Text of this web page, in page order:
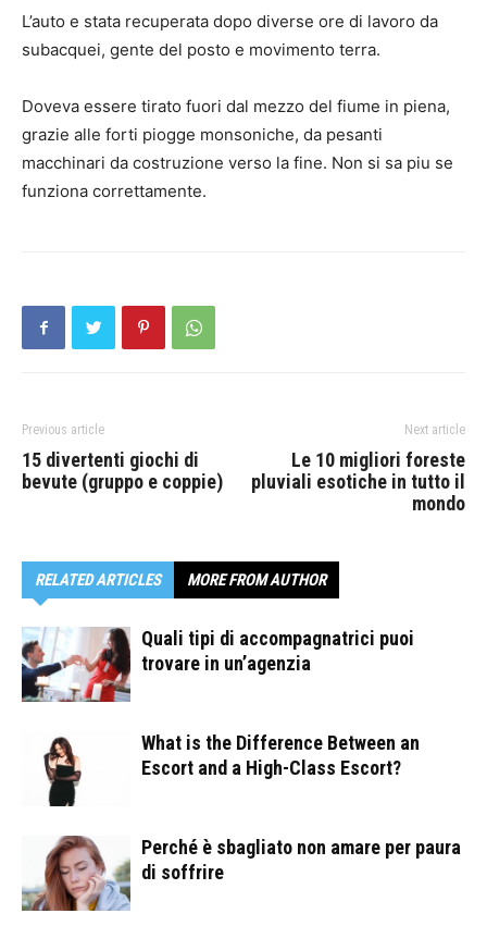
L’auto e stata recuperata dopo diverse ore di lavoro da
subacquei, gente del posto e movimento terra.
Doveva essere tirato fuori dal mezzo del fiume in piena,
grazie alle forti piogge monsoniche, da pesanti
macchinari da costruzione verso la fine. Non si sa piu se
funziona correttamente.
Previous article
15 divertenti giochi di
bevute (gruppo e coppie)
Next article
Le 10 migliori foreste
pluviali esotiche in tutto il
mondo
RELATED ARTICLES MORE FROM AUTHOR
Quali tipi di accompagnatrici puoi
trovare in un’agenzia
What is the Difference Between an
Escort and a High-Class Escort?
Perché è sbagliato non amare per paura
di soffrire